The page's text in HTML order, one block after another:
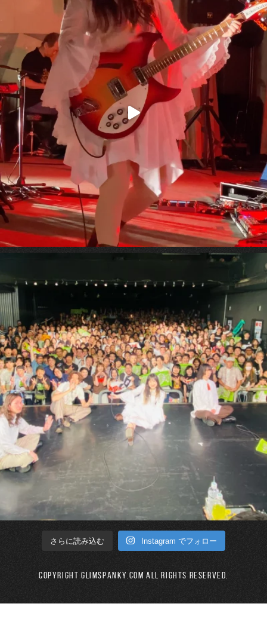
さらに読み込む Instagram でフォロー
Copyright GLIMSPANKY.COM All Rights Reserved.